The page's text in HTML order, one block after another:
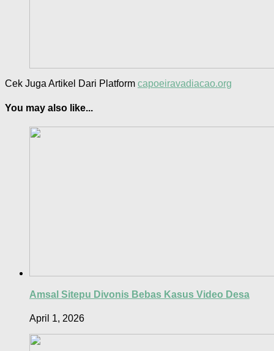
Cek Juga Artikel Dari Platform capoeiravadiacao.org
You may also like...
Amsal Sitepu Divonis Bebas Kasus Video Desa
April 1, 2026